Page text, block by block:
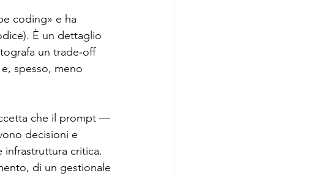
coding» e ha
È un dettaglio
un trade‑off
spesso, meno
che il prompt —
decisioni e
infrastruttura critica.
di un gestionale